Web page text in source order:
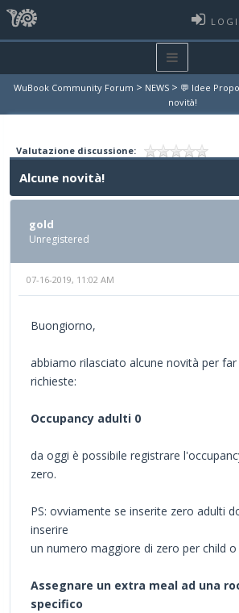
WuBook Community Forum > NEWS > 💬 Idee
novità!
Valutazione discussione:
Alcune novità!
gold
Unregistered
07-16-2019, 11:02 AM
Buongiorno,
abbiamo rilasciato alcune novità per
richieste:
Occupancy adulti 0
da oggi è possibile registrare
zero.
PS: ovviamente se inserite zero adulti
inserire
un numero maggiore di zero per child o
Assegnare un extra meal ad una
specifico